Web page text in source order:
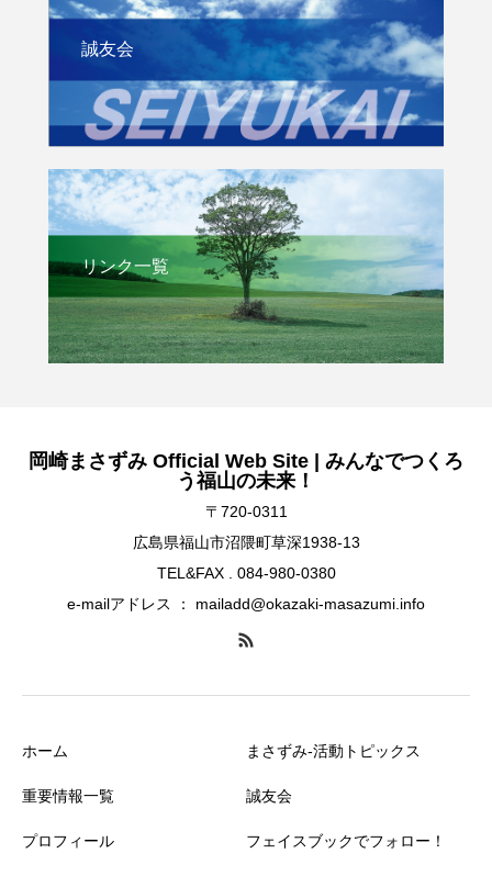
誠友会
リンク一覧
岡崎まさずみ Official Web Site | みんなでつくろ
う福山の未来！
〒720-0311
広島県福山市沼隈町草深1938-13
TEL&FAX . 084-980-0380
e-mailアドレス ： mailadd@okazaki-masazumi.info
ホーム
重要情報一覧
プロフィール
まさずみ-活動トピックス
誠友会
フェイスブックでフォロー！